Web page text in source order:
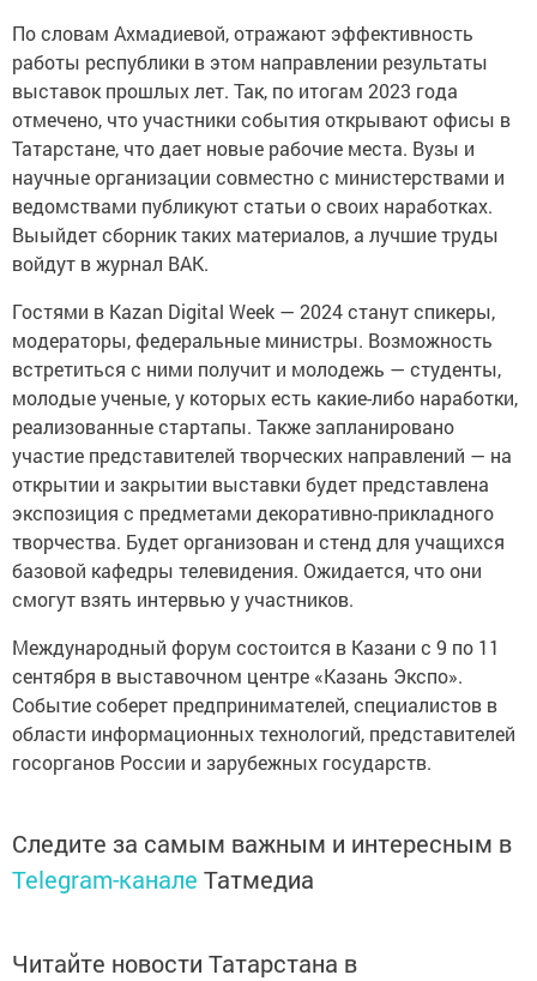
По словам Ахмадиевой, отражают эффективность
работы республики в этом направлении результаты
выставок прошлых лет. Так, по итогам 2023 года
отмечено, что участники события открывают офисы в
Татарстане, что дает новые рабочие места. Вузы и
научные организации совместно с министерствами и
ведомствами публикуют статьи о своих наработках.
Выыйдет сборник таких материалов, а лучшие труды
войдут в журнал ВАК.
Гостями в Kazan Digital Week — 2024 станут спикеры,
модераторы, федеральные министры. Возможность
встретиться с ними получит и молодежь — студенты,
молодые ученые, у которых есть какие-либо наработки,
реализованные стартапы. Также запланировано
участие представителей творческих направлений — на
открытии и закрытии выставки будет представлена
экспозиция с предметами декоративно-прикладного
творчества. Будет организован и стенд для учащихся
базовой кафедры телевидения. Ожидается, что они
смогут взять интервью у участников.
Международный форум состоится в Казани с 9 по 11
сентября в выставочном центре «Казань Экспо».
Событие соберет предпринимателей, специалистов в
области информационных технологий, представителей
госорганов России и зарубежных государств.
Следите за самым важным и интересным в
Telegram-канале Татмедиа
Читайте новости Татарстана в